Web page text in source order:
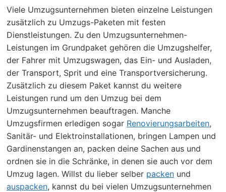
Viele Umzugsunternehmen bieten einzelne Leistungen
zusätzlich zu Umzugs-Paketen mit festen
Dienstleistungen. Zu den Umzugsunternehmen-
Leistungen im Grundpaket gehören die Umzugshelfer,
der Fahrer mit Umzugswagen, das Ein- und Ausladen,
der Transport, Sprit und eine Transportversicherung.
Zusätzlich zu diesem Paket kannst du weitere
Leistungen rund um den Umzug bei dem
Umzugsunternehmen beauftragen. Manche
Umzugsfirmen erledigen sogar Renovierungsarbeiten,
Sanitär- und Elektroinstallationen, bringen Lampen und
Gardinenstangen an, packen deine Sachen aus und
ordnen sie in die Schränke, in denen sie auch vor dem
Umzug lagen. Willst du lieber selber packen und
auspacken, kannst du bei vielen Umzugsunternehmen